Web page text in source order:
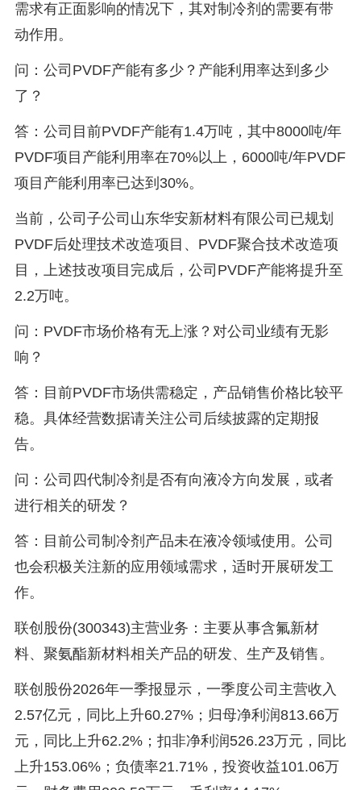
需求有正面影响的情况下，其对制冷剂的需要有带
动作用。
问：公司PVDF产能有多少？产能利用率达到多少
了？
答：公司目前PVDF产能有1.4万吨，其中8000吨/年
PVDF项目产能利用率在70%以上，6000吨/年PVDF
项目产能利用率已达到30%。
当前，公司子公司山东华安新材料有限公司已规划
PVDF后处理技术改造项目、PVDF聚合技术改造项
目，上述技改项目完成后，公司PVDF产能将提升至
2.2万吨。
问：PVDF市场价格有无上涨？对公司业绩有无影
响？
答：目前PVDF市场供需稳定，产品销售价格比较平
稳。具体经营数据请关注公司后续披露的定期报
告。
问：公司四代制冷剂是否有向液冷方向发展，或者
进行相关的研发？
答：目前公司制冷剂产品未在液冷领域使用。公司
也会积极关注新的应用领域需求，适时开展研发工
作。
联创股份(300343)主营业务：主要从事含氟新材
料、聚氨酯新材料相关产品的研发、生产及销售。
联创股份2026年一季报显示，一季度公司主营收入
2.57亿元，同比上升60.27%；归母净利润813.66万
元，同比上升62.2%；扣非净利润526.23万元，同比
上升153.06%；负债率21.71%，投资收益101.06万